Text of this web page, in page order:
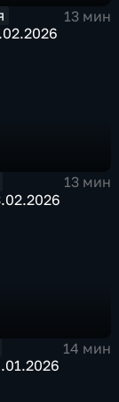
13 мин
13 мин
14 мин